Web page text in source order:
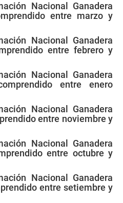
Nacional Ganadera
entre marzo y
Nacional Ganadera
entre febrero y
Nacional Ganadera
entre enero
Nacional Ganadera
entre noviembre y
Nacional Ganadera
entre octubre y
Nacional Ganadera
entre setiembre y